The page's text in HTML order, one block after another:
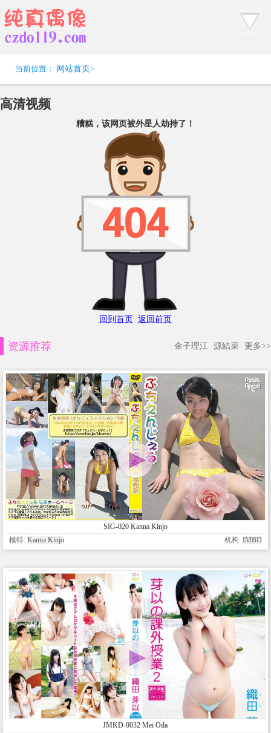
当前位置： 网站首页>
高清视频
糟糕，该网页被外星人劫持了！
回到首页 返回前页
资源推荐 金子理江 源結菜 更多>>
SIG-020 Kanna Kinjo
模特: Kanna Kinjo 机构: IMBD
JMKD-0032 Mei Oda